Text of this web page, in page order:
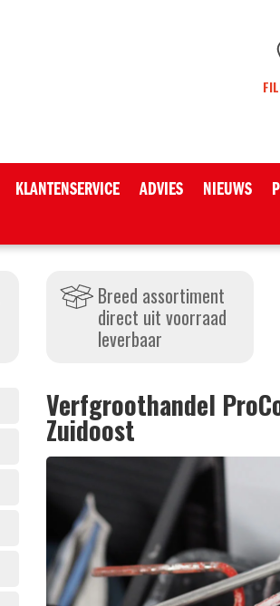
KLANTENSERVICE ADVIES NIEUWS
Breed assortiment
direct uit voorraad
leverbaar
Verfgroothandel
Zuidoost